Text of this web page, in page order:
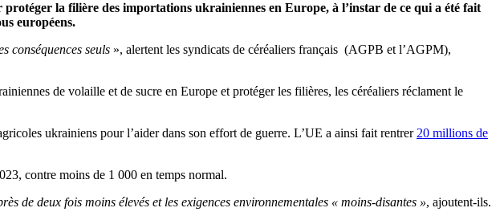
la filière des importations ukrainiennes en Europe, à l’instar de ce qui a été fait
européens.
conséquences seuls », alertent les syndicats de céréaliers français (AGPB et l’AGPM),
de volaille et de sucre en Europe et protéger les filières, les céréaliers réclament le
ukrainiens pour l’aider dans son effort de guerre. L’UE a ainsi fait rentrer 20 millions de
contre moins de 1 000 en temps normal.
de deux fois moins élevés et les exigences environnementales « moins-disantes », ajoutent-ils.